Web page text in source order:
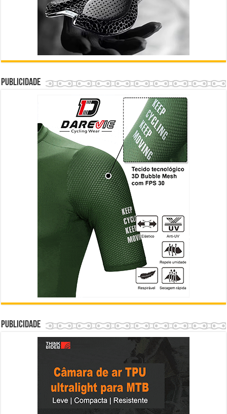
Publicidade
Publicidade